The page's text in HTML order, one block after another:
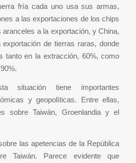
fría cada uno usa sus armas,
a las exportaciones de los chips
a la exportación, y China,
de tierras raras, donde
tanto en la extracción, 60%, como
situación tiene importantes
y geopolíticas. Entre ellas,
sobre Taiwán, Groenlandia y el
las apetencias de la República
Taiwán. Parece evidente que